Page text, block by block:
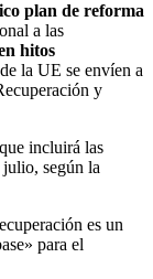
plan de reforma
a las
hitos
la UE se envíen a
y
incluirá las
según la
es un
para el